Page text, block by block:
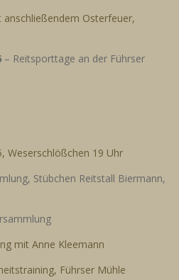
anschließendem Osterfeuer,
– Reitsporttage an der Führser
Weserschlößchen 19 Uhr
Stübchen Reitstall Biermann,
mit Anne Kleemann
Führser Mühle